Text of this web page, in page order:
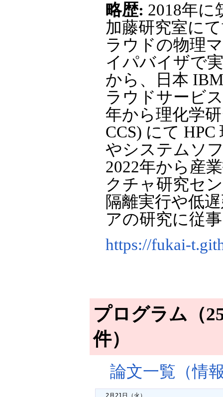
略歴: 2018年に
加藤研究室に
ラウドの物理
イパバイザで
から、日本
ラウドサービ
年から理化学
CCS) にて
やシステムソ
2022年から産
クチャ研究セ
隔離実行や低
アの研究に従
https://fukai-
プログラム（
件）
論文一覧（情
  2月21日（火）